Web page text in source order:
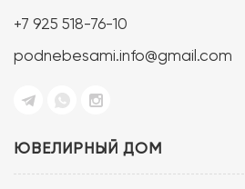
ЮВЕЛИРНЫЙ ДОМ
+7 925 518-76-10
podnebesami.info@gmail.com